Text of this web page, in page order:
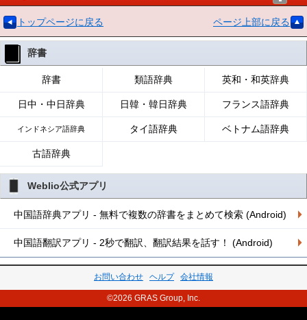
トップページに戻る ページ上部に戻る
辞書
辞書 類語辞典 英和・和英辞典
日中・中日辞典 日韓・韓日辞典 フランス語辞典
インドネシア語辞典 タイ語辞典 ベトナム語辞典
古語辞典
Weblio公式アプリ
中国語辞典アプリ - 無料で複数の辞書をまとめて検索 (Android)
中国語翻訳アプリ - 2秒で翻訳、翻訳結果を話す！ (Android)
お問い合わせ ヘルプ 会社情報
©2026 GRAS Group, Inc.